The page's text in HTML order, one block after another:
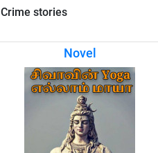
Crime stories
Novel